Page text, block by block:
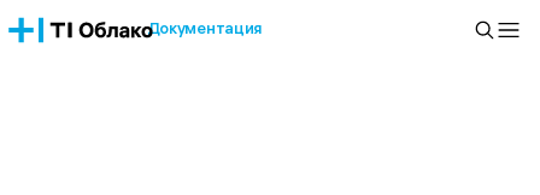
Документация